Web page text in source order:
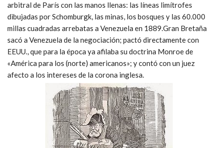
arbitral de París con las manos llenas: las líneas limítrofes
dibujadas por Schomburgk, las minas, los bosques y las 60.000
millas cuadradas arrebatas a Venezuela en 1889.Gran Bretaña
sacó a Venezuela de la negociación; pactó directamente con
EEUU., que para la época ya afilaba su doctrina Monroe de
«América para los (norte) americanos»; y contó con un juez
afecto a los intereses de la corona inglesa.